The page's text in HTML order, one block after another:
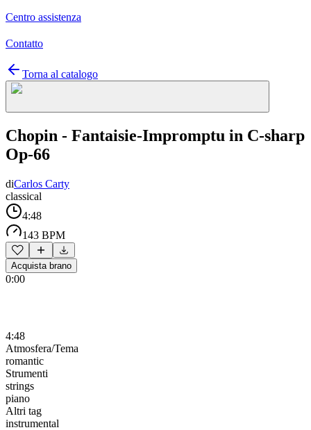
Centro assistenza
Contatto
Torna al catalogo
Chopin - Fantaisie-Impromptu in C-sharp
Op-66
diCarlos Carty
classical
4:48
143 BPM
Acquista brano
0:00
4:48
Atmosfera/Tema
romantic
Strumenti
strings
piano
Altri tag
instrumental